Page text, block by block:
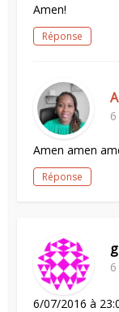
Amen!
Réponse
Amen amen
Réponse
6/07/2016 à